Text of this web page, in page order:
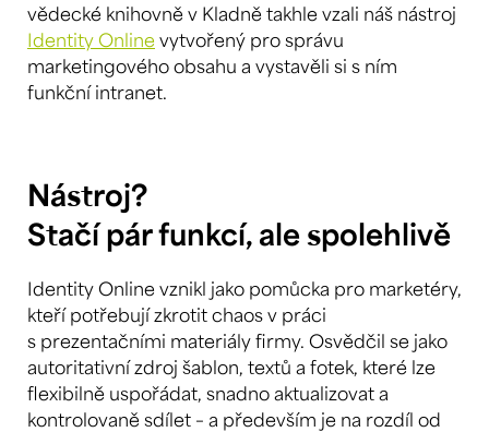
vědecké knihovně v Kladně takhle vzali náš nástroj
Identity Online vytvořený pro správu
marketingového obsahu a vystavěli si s ním
funkční intranet.
Nástroj?
Stačí pár funkcí, ale spolehlivě
Identity Online vznikl jako pomůcka pro marketéry,
kteří potřebují zkrotit chaos v práci
s prezentačními materiály firmy. Osvědčil se jako
autoritativní zdroj šablon, textů a fotek, které lze
flexibilně uspořádat, snadno aktualizovat a
kontrolovaně sdílet – a především je na rozdíl od